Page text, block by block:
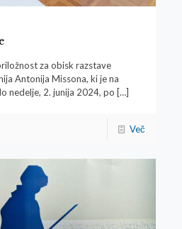
za obisk razstave
Antonija Missona, ki je na
nedelje, 2. junija 2024, po […]
Več